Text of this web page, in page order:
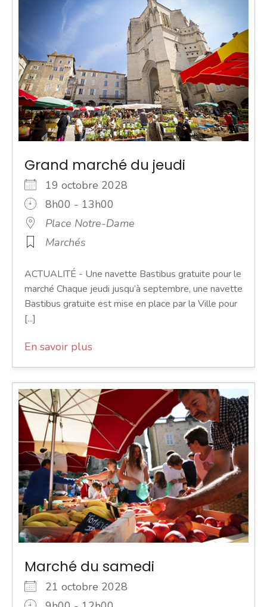
Grand marché du jeudi
19 octobre 2028
8h00 - 13h00
Place Notre-Dame
Marchés
ACTUALITÉ - Une navette Bastibus gratuite pour le
marché Chaque jeudi jusqu’à septembre, une navette
Bastibus gratuite est mise en place par la Ville pour
[...]
En savoir plus
Marché du samedi
21 octobre 2028